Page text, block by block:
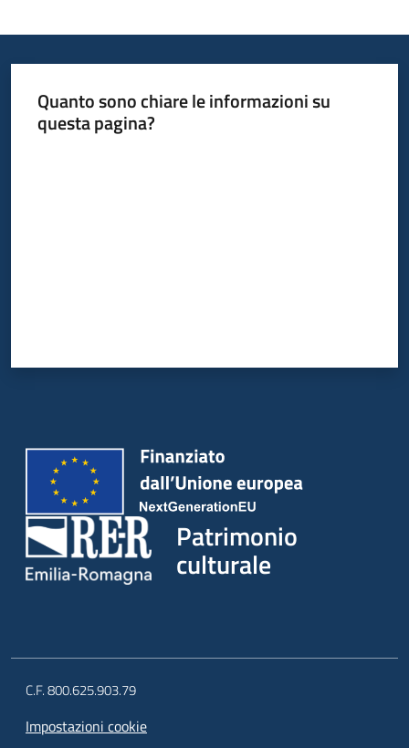
Quanto sono chiare le informazioni su
questa pagina?
Patrimonio
culturale
C.F. 800.625.903.79
Impostazioni cookie